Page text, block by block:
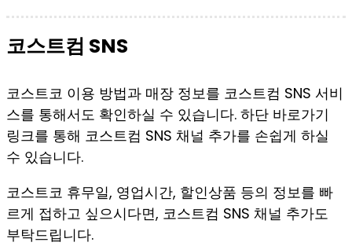
코스트컴 SNS
코스트코 이용 방법과 매장 정보를 코스트컴 SNS 서비
스를 통해서도 확인하실 수 있습니다. 하단 바로가기
링크를 통해 코스트컴 SNS 채널 추가를 손쉽게 하실
수 있습니다.
코스트코 휴무일, 영업시간, 할인상품 등의 정보를 빠
르게 접하고 싶으시다면, 코스트컴 SNS 채널 추가도
부탁드립니다.